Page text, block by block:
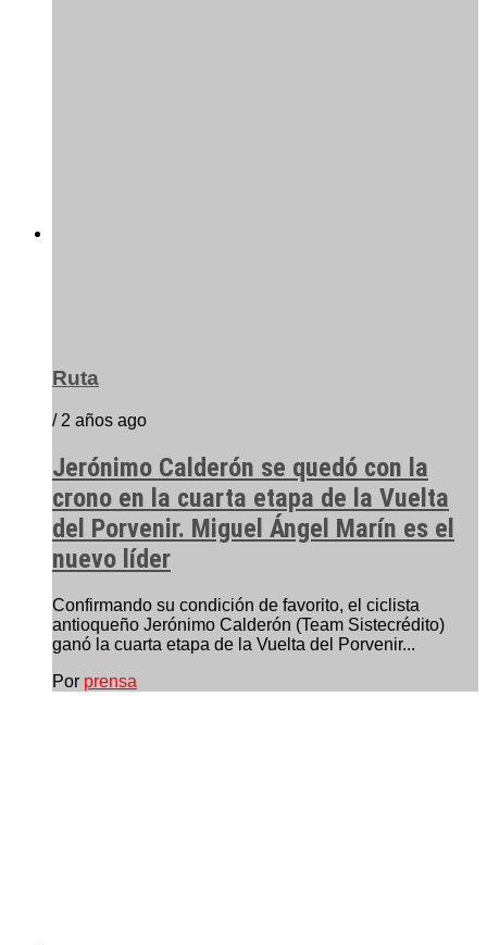
Ruta
/ 2 años ago
Jerónimo Calderón se quedó con la
crono en la cuarta etapa de la Vuelta
del Porvenir. Miguel Ángel Marín es el
nuevo líder
Confirmando su condición de favorito, el ciclista
antioqueño Jerónimo Calderón (Team Sistecrédito)
ganó la cuarta etapa de la Vuelta del Porvenir...
Por prensa